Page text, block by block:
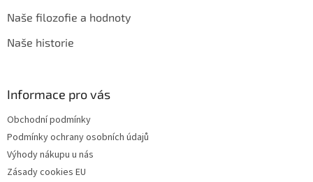
Naše filozofie a hodnoty
Naše historie
Informace pro vás
Obchodní podmínky
Podmínky ochrany osobních údajů
Výhody nákupu u nás
Zásady cookies EU